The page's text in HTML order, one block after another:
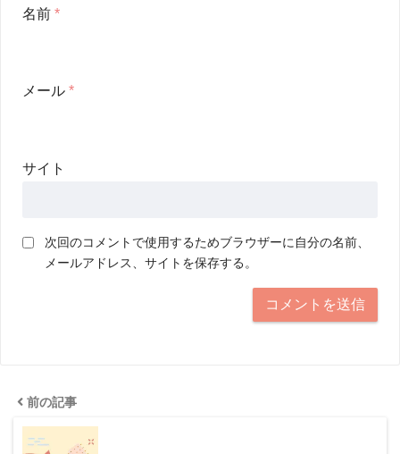
名前 *
メール *
サイト
次回のコメントで使用するためブラウザーに自分の名前、
メールアドレス、サイトを保存する。
前の記事